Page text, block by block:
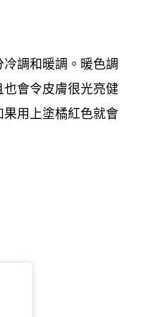
調和暖調。暖色調
也會令皮膚很光亮健
用上塗橘紅色就會